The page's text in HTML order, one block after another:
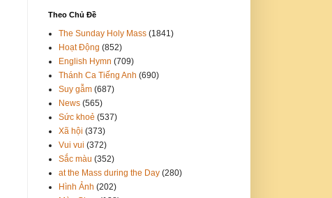
Theo Chủ Đề
The Sunday Holy Mass (1841)
Hoạt Động (852)
English Hymn (709)
Thánh Ca Tiếng Anh (690)
Suy gẫm (687)
News (565)
Sức khoẻ (537)
Xã hội (373)
Vui vui (372)
Sắc màu (352)
at the Mass during the Day (280)
Hình Ảnh (202)